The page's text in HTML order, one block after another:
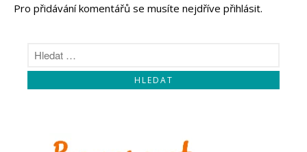
Pro přidávání komentářů se musíte nejdříve přihlásit.